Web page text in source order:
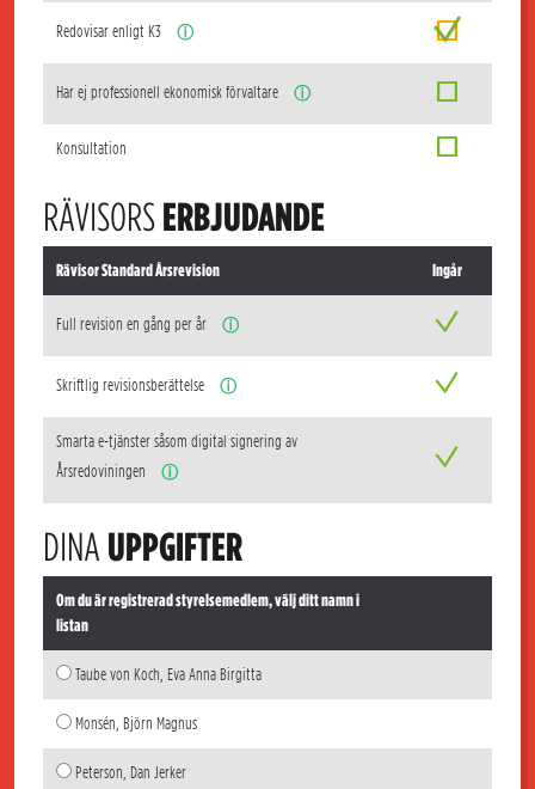
Redovisar enligt K3 ⓘ
Har ej professionell ekonomisk förvaltare ⓘ
Konsultation
RÄVISORSERBJUDANDE
Rävisor Standard Årsrevision Ingår
Full revision en gång per år ⓘ
Skriftlig revisionsberättelse ⓘ
Smarta e-tjänster såsom digital signering av
Årsredoviningen
ⓘ
DINA UPPGIFTER
Om du är registrerad styrelsemedlem, välj ditt namn i
listan
Taube von Koch, Eva Anna Birgitta
Monsén, Björn Magnus
Peterson, Dan Jerker